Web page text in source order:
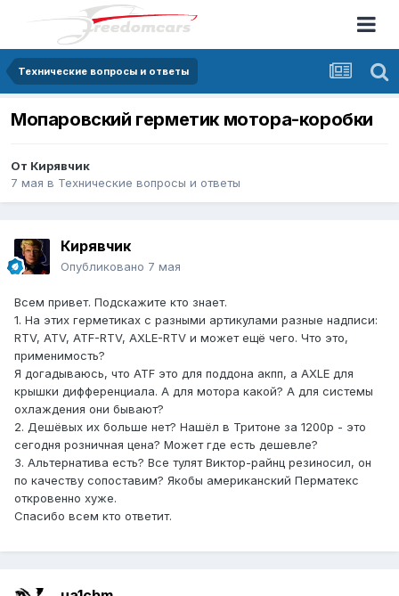
Технические вопросы и ответы
Мопаровский герметик мотора-коробки
От Кирявчик
7 мая в Технические вопросы и ответы
Кирявчик
Опубликовано 7 мая
Всем привет. Подскажите кто знает.
1. На этих герметиках с разными артикулами разные надписи:
RTV, ATV, ATF-RTV, AXLE-RTV и может ещё чего. Что это,
применимость?
Я догадываюсь, что ATF это для поддона акпп, а AXLE для
крышки дифференциала. А для мотора какой? А для системы
охлаждения они бывают?
2. Дешёвых их больше нет? Нашёл в Тритоне за 1200р - это
сегодня розничная цена? Может где есть дешевле?
3. Альтернатива есть? Все тулят Виктор-райнц резиносил, он
по качеству сопоставим? Якобы американский Перматекс
откровенно хуже.
Спасибо всем кто ответит.